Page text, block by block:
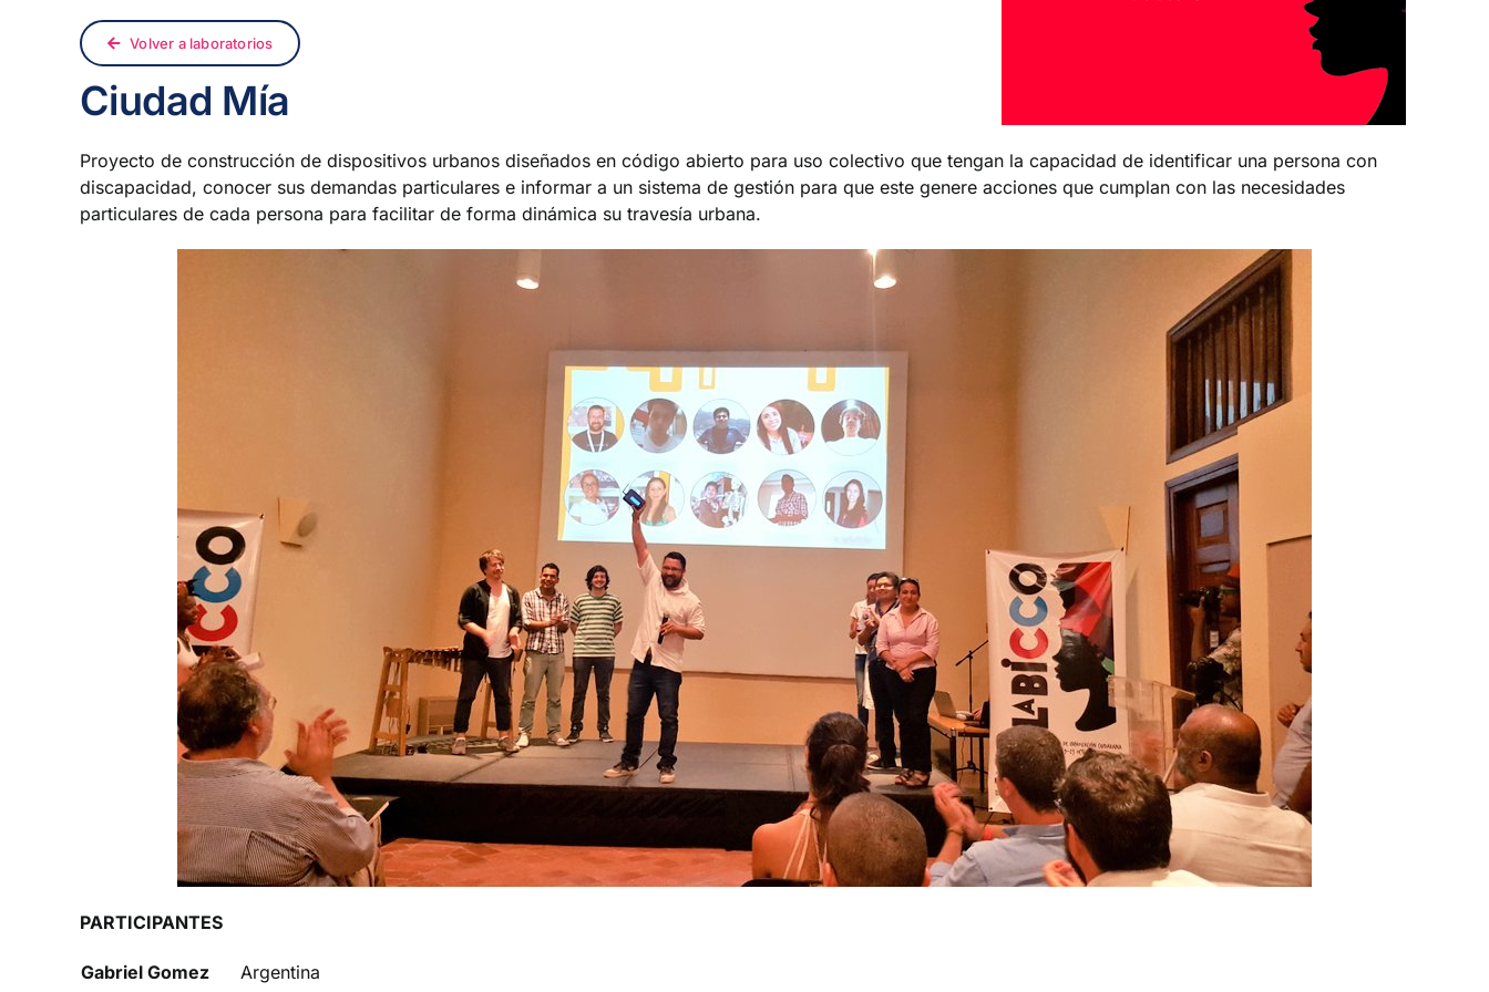
Volver a laboratorios
Ciudad Mía
Proyecto de construcción de dispositivos urbanos diseñados en código abierto para uso colectivo que tengan la capacidad de identificar una persona con
discapacidad, conocer sus demandas particulares e informar a un sistema de gestión para que este genere acciones que cumplan con las necesidades
particulares de cada persona para facilitar de forma dinámica su travesía urbana.
PARTICIPANTES
Gabriel Gomez
Argentina